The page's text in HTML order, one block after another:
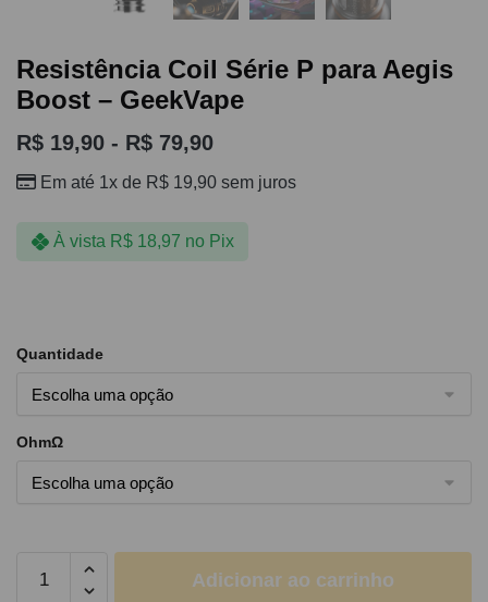
Resistência Coil Série P para Aegis
Boost – GeekVape
R$ 19,90 - R$ 79,90
Em até 1x de R$ 19,90 sem juros
À vista R$18,97 no Pix
Quantidade
OhmΩ
Adicionar ao carrinho